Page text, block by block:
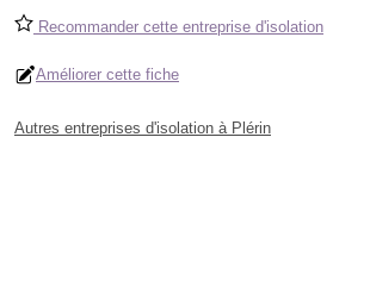
Recommander cette entreprise d'isolation
Améliorer cette fiche
Autres entreprises d'isolation à Plérin